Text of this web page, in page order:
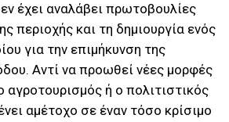
έχει αναλάβει πρωτοβουλίες
περιοχής και τη δημιουργία ενός
για την επιμήκυνση της
Αντί να προωθεί νέες μορφές
ή ο πολιτιστικός
αμέτοχο σε έναν τόσο κρίσιμο